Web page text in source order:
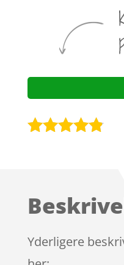
kundebedø
Yderligere